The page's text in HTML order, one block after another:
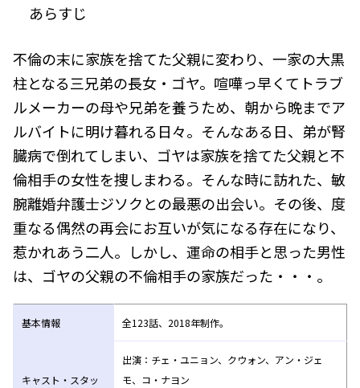
あらすじ
不倫の末に家族を捨てた父親に変わり、一家の大黒
柱となる三兄弟の長女・ゴヤ。喧嘩っ早くてトラブ
ルメーカーの母や兄弟を養うため、朝から晩までア
ルバイトに明け暮れる日々。そんなある日、弟が腎
臓病で倒れてしまい、ゴヤは家族を捨てた父親と不
倫相手の女性を捜しまわる。そんな時に訪れた、敏
腕離婚弁護士ジソクとの最悪の出会い。その後、度
重なる偶然の再会にお互いが気になる存在になり、
惹かれあう二人。しかし、運命の相手と思った男性
は、ゴヤの父親の不倫相手の家族だった・・・。
基本情報 全123話、2018年制作。
キャスト・スタッ
出演：チェ・ユニョン、クウォン、アン・ジェ
モ、コ・ナヨン